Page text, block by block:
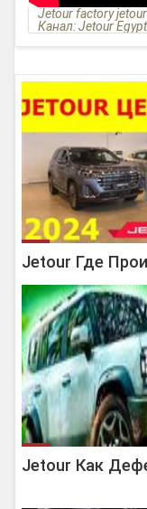
Jetour factory
Канал: Jetour
Jetour Где
Jetour Как